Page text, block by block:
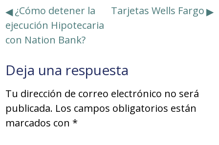
Navegación
de
entradas
¿Cómo detener la
ejecución Hipotecaria
con Nation Bank?
Tarjetas Wells Fargo
Deja una respuesta
Tu dirección de correo electrónico no será
publicada. Los campos obligatorios están
marcados con *